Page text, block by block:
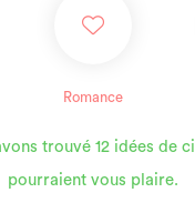
Romance
trouvé 12 idées de
pourraient vous plaire.